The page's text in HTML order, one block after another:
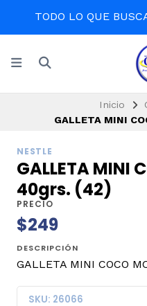
TODO LO QUE
Inicio
GALLETA MINI
NESTLE
GALLETA MINI
40grs. (42)
PRECIO
$249
DESCRIPCIÓN
GALLETA MINI COCO
SKU: 26066